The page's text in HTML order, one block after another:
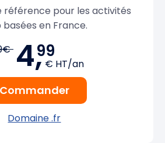
référence pour les activités
basées en France.
4,99
€ HT/an
Commander
Domaine .fr